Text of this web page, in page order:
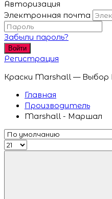
Авторизация
Электронная почта
Забыли пароль?
Войти
Регистрация
Краски Marshall — Выбор
Главная
Производитель
Marshall - Маршал